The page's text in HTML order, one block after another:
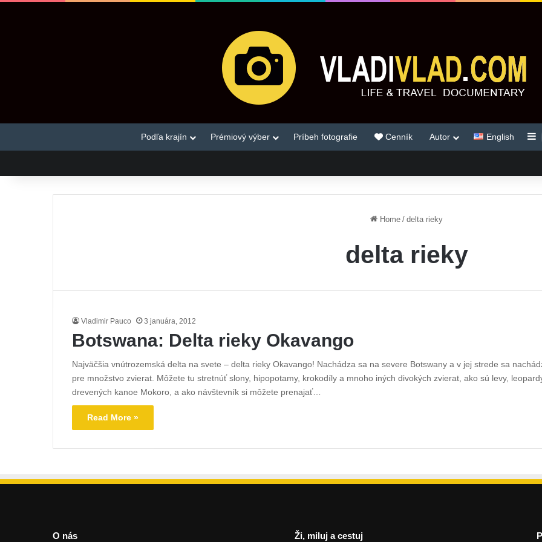
Podľa krajín Prémiový výber Príbeh fotografie Cenník Autor English
Home / delta rieky
delta rieky
Vladimir Pauco 3 januára, 2012
Botswana: Delta rieky Okavango
Najväčšia vnútrozemská delta na svete – delta rieky Okavango! Nachádza sa na severe Botswany a v jej strede sa
pre množstvo zvierat. Môžete tu stretnúť slony, hipopotamy, krokodíly a mnoho iných divokých zvierat, ako sú levy,
drevených kanoe Mokoro, a ako návštevník si môžete prenajať…
Read More »
O nás Ži, miluj a cestuj